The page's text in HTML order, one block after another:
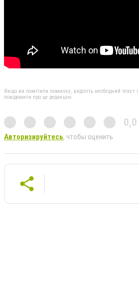
Якщо ви помітили помилку, виділіть необхідний текст
повідомити про це редакцію
0,0
Авторизируйтесь, чтобы оценить